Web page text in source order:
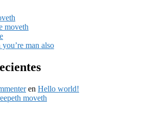
moveth
man also
en Hello world!
moveth